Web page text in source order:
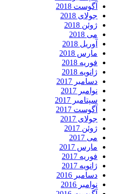
آگوست 2018
جولای 2018
ژوئن 2018
می 2018
آوریل 2018
مارس 2018
فوریه 2018
ژانویه 2018
دسامبر 2017
نوامبر 2017
سپتامبر 2017
آگوست 2017
جولای 2017
ژوئن 2017
می 2017
مارس 2017
فوریه 2017
ژانویه 2017
دسامبر 2016
نوامبر 2016